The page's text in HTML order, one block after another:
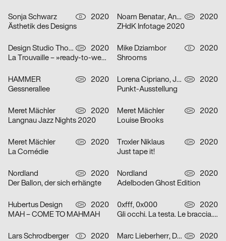
Sonja Schwarz D
2020
Ästhetik des Designs
Noam Benatar, Anamaria Fernandez, Vilté Jurgutyté, Keller Samara CH
2020
ZHdK Infotage 2020
Design Studio Thom Pfister CH
2020
La Trouvaille – »ready-to-wear«
Mike Dziambor D
2020
Shrooms
HAMMER CH
2020
Gessnerallee
Lorena Cipriano, Julia Hoogkamer CH
2020
Punkt-Ausstellung
Meret Mächler CH
2020
Langnau Jazz Nights 2020
Meret Mächler CH
2020
Louise Brooks
Meret Mächler CH
2020
La Comédie
Troxler Niklaus CH
2020
Just tape it!
Nordland CH
2020
Der Ballon, der sich erhängte
Nordland CH
2020
Adelboden Ghost Edition
Hubertus Design CH
2020
MAH – COME TO MAHMAH
0xfff, 0x000 CH
2020
Gli occhi. La testa. Le braccia. Le mani. Il cuore. Grazie.
Lars Schrodberger D
2020
Marc Lieberherr, David Zwicker CH
2020